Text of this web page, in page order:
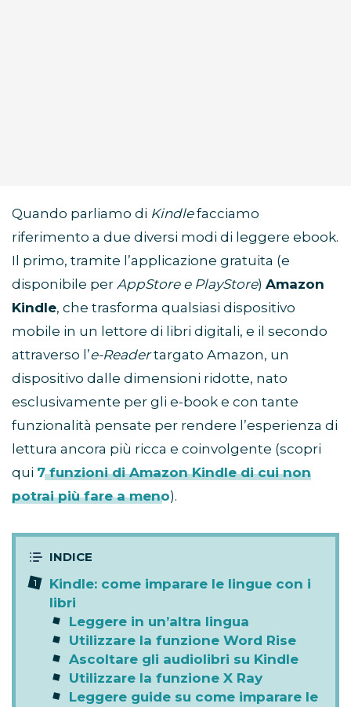
Quando parliamo di Kindlefacciamo
riferimento a due diversi modi di leggere ebook.
Il primo, tramite l’applicazione gratuita (e
disponibile per AppStore e PlayStore) Amazon
Kindle, che trasforma qualsiasi dispositivo
mobile in un lettore di libri digitali, e il secondo
attraverso l’e-Readertargato Amazon, un
dispositivo dalle dimensioni ridotte, nato
esclusivamente per gli e-book e con tante
funzionalità pensate per rendere l’esperienza di
lettura ancora più ricca e coinvolgente (scopri
qui 7 funzioni di Amazon Kindle di cui non
potrai più fare a meno).
Kindle: come imparare le lingue con i
libri
Leggere in un’altra lingua
Utilizzare la funzione Word Rise
Ascoltare gli audiolibri su Kindle
Utilizzare la funzione X Ray
Leggere guide su come imparare le